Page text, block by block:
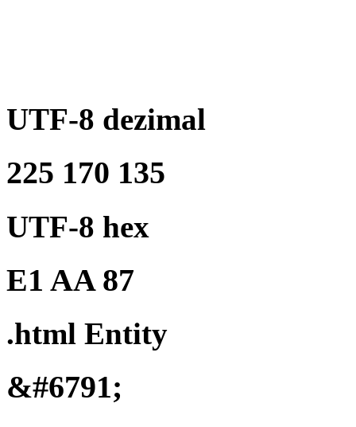
UTF-8 dezimal
225 170 135
UTF-8 hex
E1 AA 87
.html Entity
&#6791;